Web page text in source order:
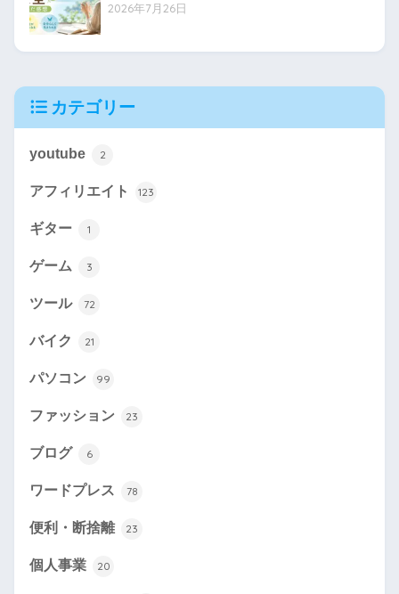
2026年7月26日
カテゴリー
youtube 2
アフィリエイト 123
ギター 1
ゲーム 3
ツール 72
バイク 21
パソコン 99
ファッション 23
ブログ 6
ワードプレス 78
便利・断捨離 23
個人事業 20